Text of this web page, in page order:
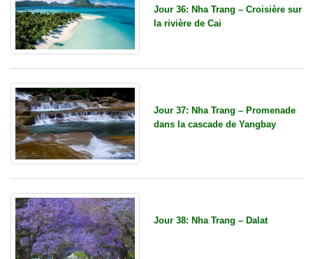
Jour 36: Nha Trang – Croisière sur
la rivière de Cai
Jour 37: Nha Trang – Promenade
dans la cascade de Yangbay
Jour 38: Nha Trang – Dalat